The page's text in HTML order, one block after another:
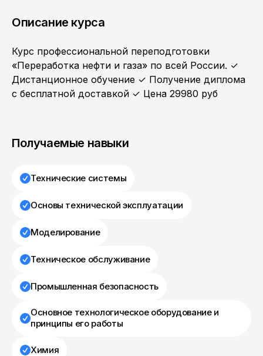
Описание курса
Курс профессиональной переподготовки
«Переработка нефти и газа» по всей России. ✓
Дистанционное обучение ✓ Получение диплома
с бесплатной доставкой ✓ Цена 29980 руб
Получаемые навыки
Технические системы
Основы технической эксплуатации
Моделирование
Техническое обслуживание
Промышленная безопасность
Основное технологическое оборудование и
принципы его работы
Химия